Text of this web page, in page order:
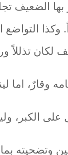
الضعيف
وكذا
تذللاً
وقارٌ، اما
الكبر،
وتضحيته